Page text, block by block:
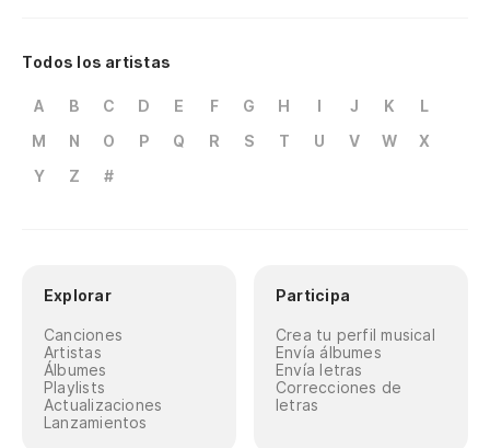
Todos los artistas
A B C D E F G H I J K
L
M
N O P Q R S T U V W
X
Y
Z #
Explorar
Canciones
Artistas
Álbumes
Playlists
Actualizaciones
Lanzamientos
Participa
Crea tu perfil musical
Envía álbumes
Envía letras
Correcciones de
letras